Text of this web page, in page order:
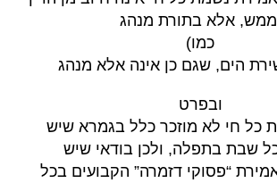
ממש, אלא בתורת מנהג
(כמו
הים, שגם כן אינה אלא מנהג
ובפרט
כל חי לא מוזכר כלל בגמרא שיש
שבת בתפלה, ולכן בודאי שיש
“פסוקי דזמרה” הקבועים בכל